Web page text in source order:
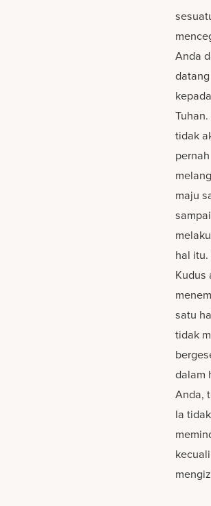
Anda
datang
kepada
tidak
pernah
maju
hal itu.
Kudus
satu
tidak
dalam
Anda,
Ia